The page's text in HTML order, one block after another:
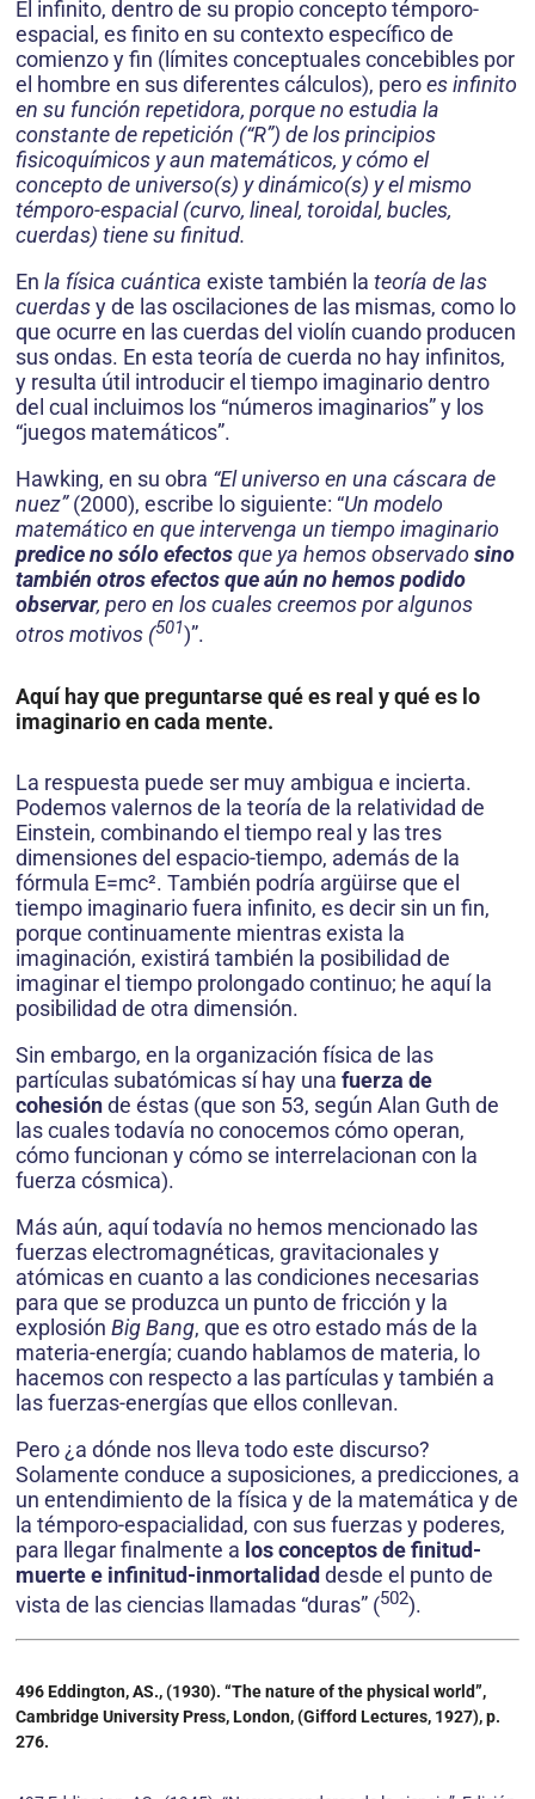
El infinito, dentro de su propio concepto témporo-
espacial, es finito en su contexto específico de
comienzo y fin (límites conceptuales concebibles por
el hombre en sus diferentes cálculos), peroes infinito
en su función repetidora, porque no estudia la
constante de repetición (“R”) de los principios
fisicoquímicos y aun matemáticos, y cómo el
concepto de universo(s) y dinámico(s) y el mismo
témporo-espacial (curvo, lineal, toroidal, bucles,
cuerdas) tiene su finitud.
En la física cuántica existe también la teoría de las
cuerdasy de las oscilaciones de las mismas, como lo
que ocurre en las cuerdas del violín cuando producen
sus ondas. En esta teoría de cuerda no hay infinitos,
y resulta útil introducir el tiempo imaginario dentro
del cual incluimos los “números imaginarios” y los
“juegos matemáticos”.
Hawking, en su obra “El universo en una cáscara de
nuez”(2000), escribe lo siguiente: “Un modelo
matemático en que intervenga un tiempo imaginario
predice no sólo efectosque ya hemos observadosino
también otros efectos que aún no hemos podido
observar, pero en los cuales creemos por algunos
otros motivos (501)”.
Aquí hay que preguntarsequé es real y qué es lo
imaginario en cada mente.
La respuesta puede ser muy ambigua e incierta.
Podemos valernos de la teoría de la relatividad de
Einstein, combinando el tiempo real y las tres
dimensiones del espacio-tiempo, además de la
fórmula E=mc². También podría argüirse que el
tiempo imaginario fuera infinito, es decir sin un fin,
porque continuamente mientras exista la
imaginación, existirá también la posibilidad de
imaginar el tiempo prolongado continuo; he aquí la
posibilidad de otra dimensión.
Sin embargo, en la organización física de las
partículas subatómicas sí hay una fuerza de
cohesiónde éstas (que son 53, según Alan Guth de
las cuales todavía no conocemos cómo operan,
cómo funcionan y cómo se interrelacionan con la
fuerza cósmica).
Más aún, aquí todavía no hemos mencionado las
fuerzas electromagnéticas, gravitacionales y
atómicas en cuanto a las condiciones necesarias
para que se produzca un punto de fricción y la
explosión Big Bang, que es otro estado más de la
materia-energía; cuando hablamos de materia, lo
hacemos con respecto a las partículas y también a
las fuerzas-energías que ellos conllevan.
Pero ¿a dónde nos lleva todo este discurso?
Solamente conduce a suposiciones, a predicciones, a
un entendimiento de la física y de la matemática y de
la témporo-espacialidad, con sus fuerzas y poderes,
para llegar finalmente a los conceptos de finitud-
muerte e infinitud-inmortalidaddesde el punto de
vista de las ciencias llamadas “duras” (502).
496 Eddington, AS., (1930). “The nature of the physical world”,
Cambridge University Press, London, (Gif­ford Lectures, 1927), p.
276.